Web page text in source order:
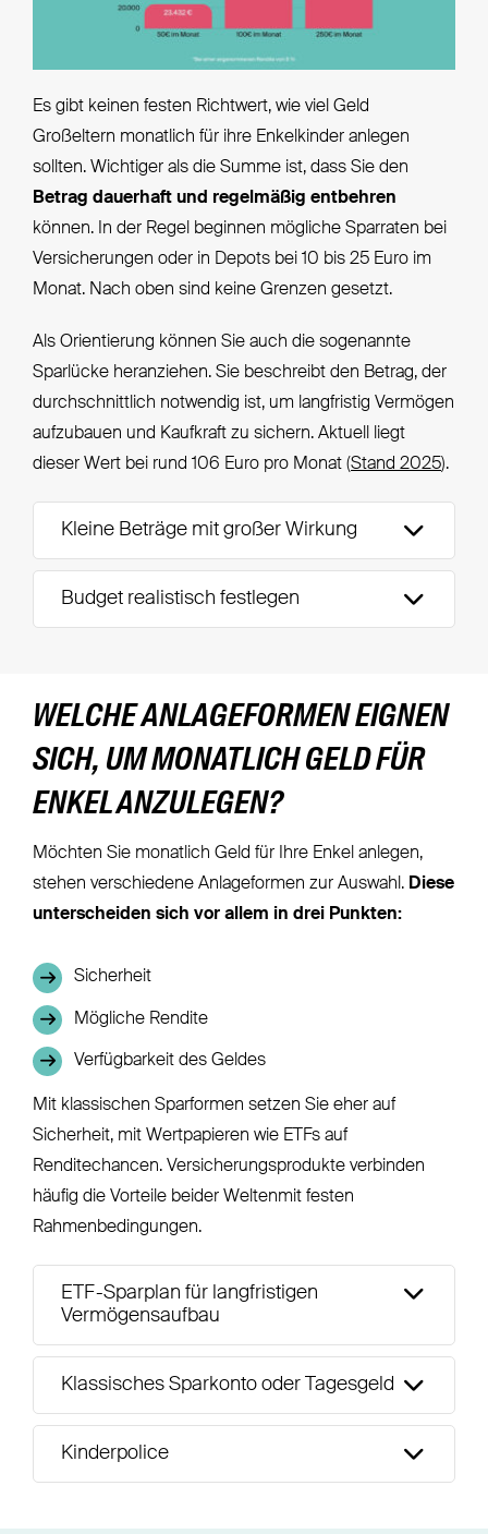
Es gibt keinen festen Richtwert, wie viel Geld
Großeltern monatlich für ihre Enkelkinder anlegen
sollten. Wichtiger als die Summe ist, dass Sie den
Betrag dauerhaft und regelmäßig entbehren
können. In der Regel beginnen mögliche Sparraten bei
Versicherungen oder in Depots bei 10 bis 25 Euro im
Monat. Nach oben sind keine Grenzen gesetzt.
Als Orientierung können Sie auch die sogenannte
Sparlücke heranziehen. Sie beschreibt den Betrag, der
durchschnittlich notwendig ist, um langfristig Vermögen
aufzubauen und Kaufkraft zu sichern. Aktuell liegt
dieser Wert bei rund 106 Euro pro Monat (Stand 2025).
Kleine Beträge mit großer Wirkung
Budget realistisch festlegen
WELCHE ANLAGEFORMEN EIGNEN
SICH, UM MONATLICH GELD FÜR
ENKEL ANZULEGEN?
Möchten Sie monatlich Geld für Ihre Enkel anlegen,
stehen verschiedene Anlageformen zur Auswahl. Diese
unterscheiden sich vor allem in drei Punkten:
Sicherheit
Mögliche Rendite
Verfügbarkeit des Geldes
Mit klassischen Sparformen setzen Sie eher auf
Sicherheit, mit Wertpapieren wie ETFs auf
Renditechancen. Versicherungsprodukte verbinden
häufig die Vorteile beider Weltenmit festen
Rahmenbedingungen.
ETF-Sparplan für langfristigen
Vermögensaufbau
Klassisches Sparkonto oder Tagesgeld
Kinderpolice